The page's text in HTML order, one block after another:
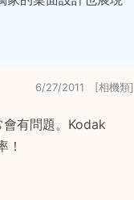
6/27/2011 [相機類]
會有問題。Kodak
！